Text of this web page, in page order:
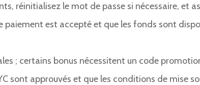
réinitialisez le mot de passe si nécessaire, et
paiement est accepté et que les fonds sont
; certains bonus nécessitent un code
sont approuvés et que les conditions de mise